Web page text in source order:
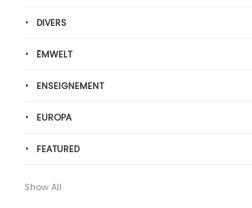
DIVERS
ËMWELT
ENSEIGNEMENT
EUROPA
FEATURED
Show All